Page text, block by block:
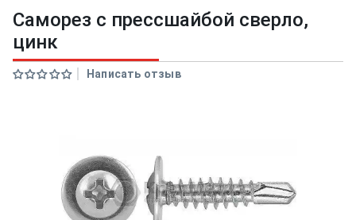
Саморез с прессшайбой сверло,
цинк
Написать отзыв